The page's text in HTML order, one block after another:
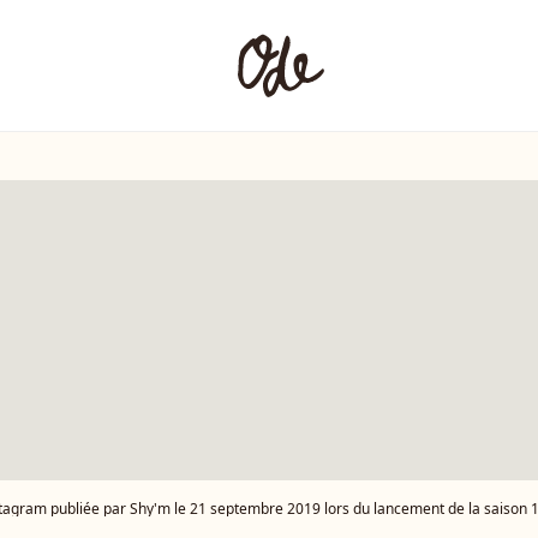
publiée par Shy'm le 21 septembre 2019 lors du lancement de la saison